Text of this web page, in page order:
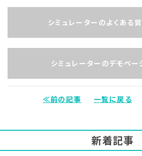
シミュレーターのよくある
シミュレーターのデモペー
≪前の記事 一覧に戻る
新着記事